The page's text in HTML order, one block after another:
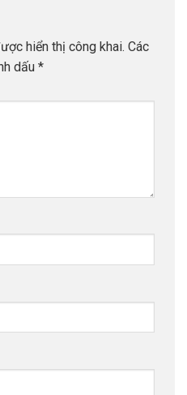
hiển thị công khai. Các
dấu *